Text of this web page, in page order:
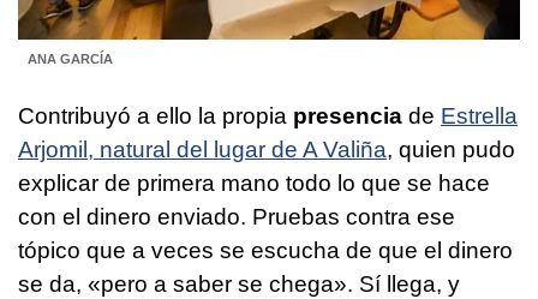
ANA GARCÍA
Contribuyó a ello la propia presencia de Estrella
Arjomil, natural del lugar de A Valiña, quien pudo
explicar de primera mano todo lo que se hace
con el dinero enviado. Pruebas contra ese
tópico que a veces se escucha de que el dinero
se da, «pero a saber se chega». Sí llega, y